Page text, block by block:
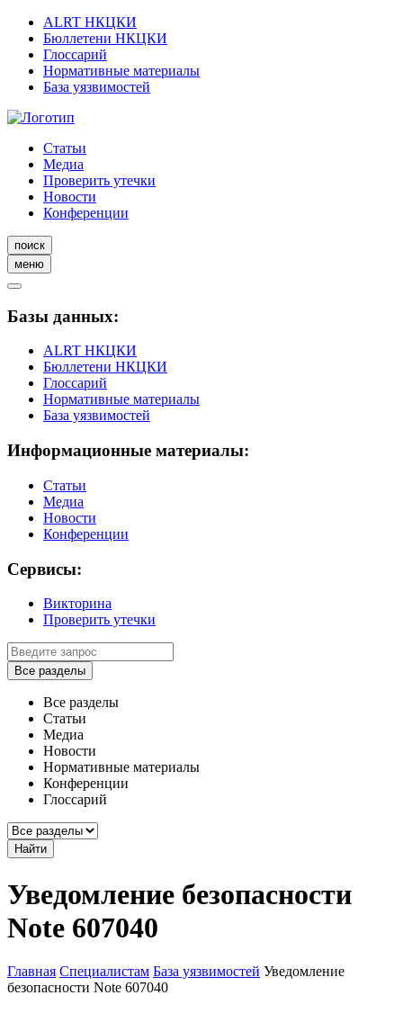
ALRT НКЦКИ
Бюллетени НКЦКИ
Глоссарий
Нормативные материалы
База уязвимостей
Статьи
Медиа
Проверить утечки
Новости
Конференции
поиск
меню
Базы данных:
ALRT НКЦКИ
Бюллетени НКЦКИ
Глоссарий
Нормативные материалы
База уязвимостей
Информационные материалы:
Статьи
Медиа
Новости
Конференции
Сервисы:
Викторина
Проверить утечки
Все разделы
Все разделы
Статьи
Медиа
Новости
Нормативные материалы
Конференции
Глоссарий
Найти
Уведомление безопасности
Note 607040
Главная Специалистам База уязвимостей Уведомление
безопасности Note 607040